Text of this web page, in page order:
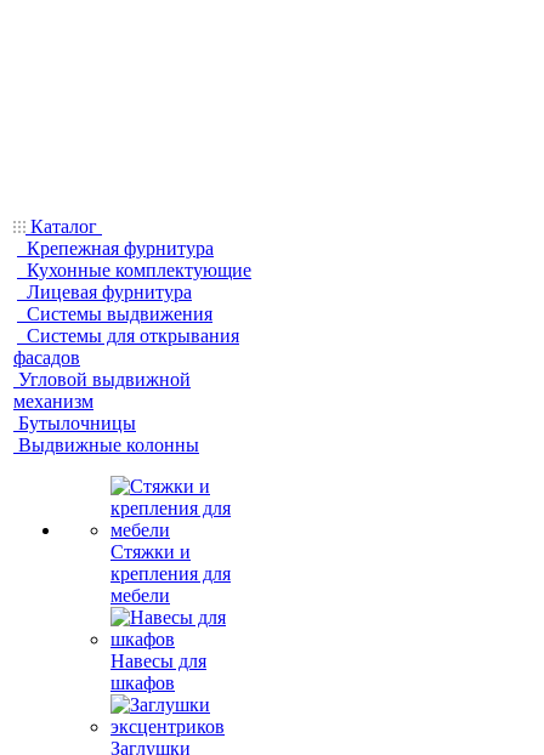
Каталог
Крепежная фурнитура
Кухонные комплектующие
Лицевая фурнитура
Системы выдвижения
Системы для открывания
фасадов
Угловой выдвижной
механизм
Бутылочницы
Выдвижные колонны
Стяжки и
крепления для
мебели
Навесы для
шкафов
Заглушки